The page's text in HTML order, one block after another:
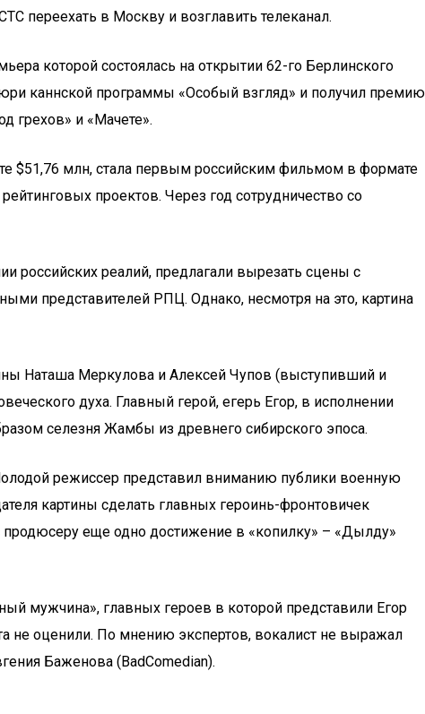
переехать в Москву и возглавить телеканал.
которой состоялась на открытии 62-го Берлинского
каннской программы «Особый взгляд» и получил премию
грехов» и «Мачете».
$51,76 млн, стала первым российским фильмом в формате
проектов. Через год сотрудничество со
реалий, предлагали вырезать сцены с
представителей РПЦ. Однако, несмотря на это, картина
Наташа Меркулова и Алексей Чупов (выступивший и
духа. Главный герой, егерь Егор, в исполнении
селезня Жамбы из древнего сибирского эпоса.
режиссер представил вниманию публики военную
картины сделать главных героинь-фронтовичек
еще одно достижение в «копилку» – «Дылду»
мужчина», главных героев в которой представили Егор
не оценили. По мнению экспертов, вокалист не выражал
Баженова (BadComedian).